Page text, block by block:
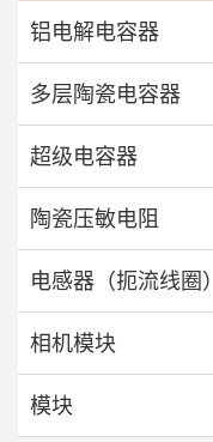
铝电解电容器
多层陶瓷电容器
超级电容器
陶瓷压敏电阻
电感器（扼流线圈）
相机模块
模块